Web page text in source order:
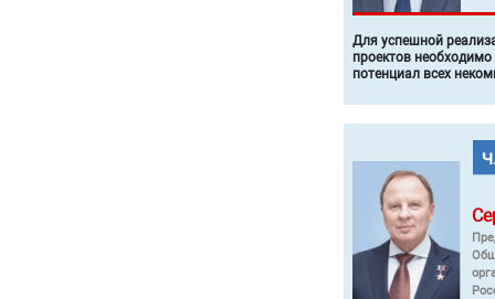
Для успешной
проектов
потенциал всех